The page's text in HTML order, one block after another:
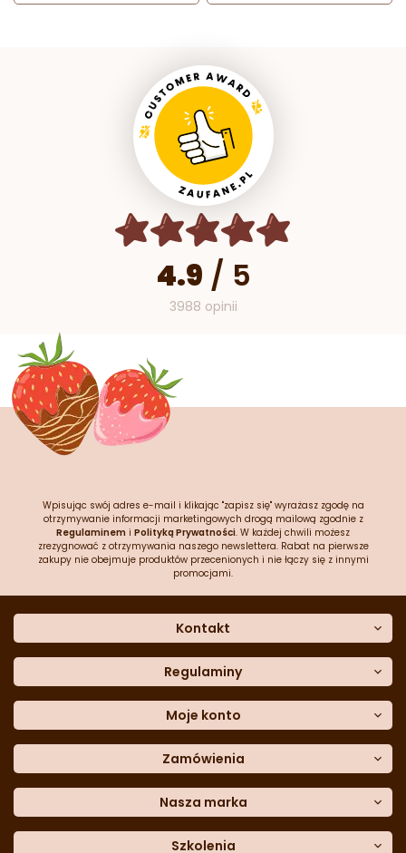
4.9 / 5
3988 opinii
Wpisując swój adres e-mail i klikając "zapisz się" wyrażasz zgodę na
otrzymywanie informacji marketingowych drogą mailową zgodnie z
Regulaminem i Polityką Prywatności. W każdej chwili możesz
zrezygnować z otrzymywania naszego newslettera. Rabat na pierwsze
zakupy nie obejmuje produktów przecenionych i nie łączy się z innymi
promocjami.
Kontakt
Dane kontaktowe
Często zadawane pytania
Sklep stacjonarny
Formularz kontaktowy
Blog
telefon:601 767 272
Regulaminy
Polityka prywatności
Polityka cookies
Polityka reklamacji
Polityka zwrotów
Dostępność cyfrowa
Moje konto
Moje dane
Historia zamówień
Lista ulubionych
Moje rabaty
Zamówienia
Metody płatności
Dane do przelewu
Formularzreklamacji
Nasza marka
Trio Gelato
Szkolenia